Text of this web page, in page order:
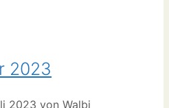
2023
2023 von Walbi